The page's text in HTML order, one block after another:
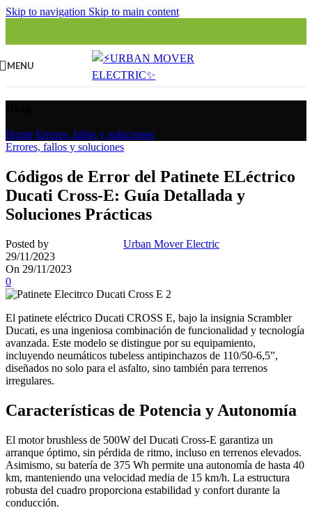
Skip to navigation Skip to main content
MENU
Home Errores, fallos y soluciones
Errores, fallos y soluciones
Códigos de Error del Patinete ELéctrico
Ducati Cross-E: Guía Detallada y
Soluciones Prácticas
Posted by
Urban Mover Electric
29/11/2023
On 29/11/2023
0
El patinete eléctrico Ducati CROSS E, bajo la insignia Scrambler
Ducati, es una ingeniosa combinación de funcionalidad y tecnología
avanzada. Este modelo se distingue por su equipamiento,
incluyendo neumáticos tubeless antipinchazos de 110/50-6,5”,
diseñados no solo para el asfalto, sino también para terrenos
irregulares.
Características de Potencia y Autonomía
El motor brushless de 500W del Ducati Cross-E garantiza un
arranque óptimo, sin pérdida de ritmo, incluso en terrenos elevados.
Asimismo, su batería de 375 Wh permite una autonomía de hasta 40
km, manteniendo una velocidad media de 15 km/h. La estructura
robusta del cuadro proporciona estabilidad y confort durante la
conducción.